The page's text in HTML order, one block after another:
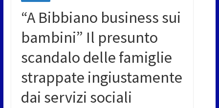
“A Bibbiano business sui
bambini” Il presunto
scandalo delle famiglie
strappate ingiustamente
dai servizi sociali